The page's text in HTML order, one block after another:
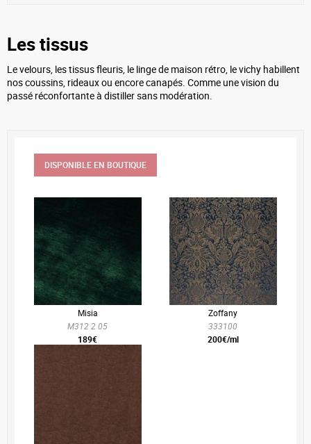
Les tissus
Le velours, les tissus fleuris, le linge de maison rétro, le vichy habillent
nos coussins, rideaux ou encore canapés. Comme une vision du
passé réconfortante à distiller sans modération.
DISPONIBLE EN BOUTIQUE
Misia
M312 2 05
189€
Zoffany
333100
200€/ml